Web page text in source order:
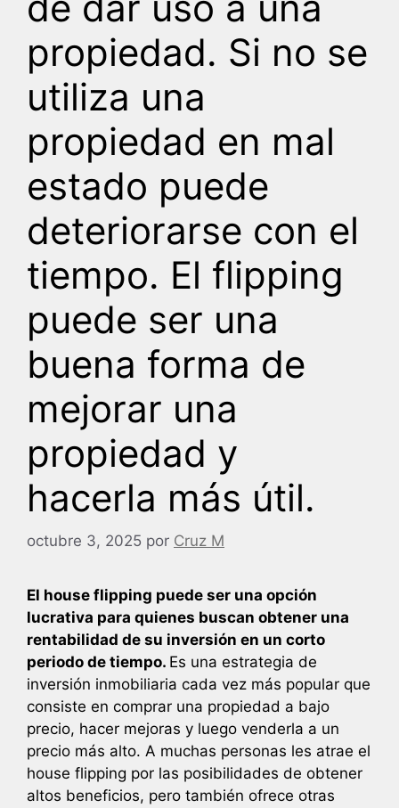
propiedad. Si no se
utiliza una
propiedad en mal
estado puede
deteriorarse con el
tiempo. El flipping
puede ser una
buena forma de
mejorar una
propiedad y
hacerla más útil.
octubre 3, 2025 por Cruz M
El house flipping puede ser una opción
lucrativa para quienes buscan obtener una
rentabilidad de su inversión en un corto
periodo de tiempo. Es una estrategia de
inversión inmobiliaria cada vez más popular que
consiste en comprar una propiedad a bajo
precio, hacer mejoras y luego venderla a un
precio más alto. A muchas personas les atrae el
house flipping por las posibilidades de obtener
altos beneficios, pero también ofrece otras